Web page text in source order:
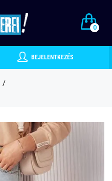
0
BEJELENTKEZÉS